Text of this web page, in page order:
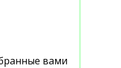
вами